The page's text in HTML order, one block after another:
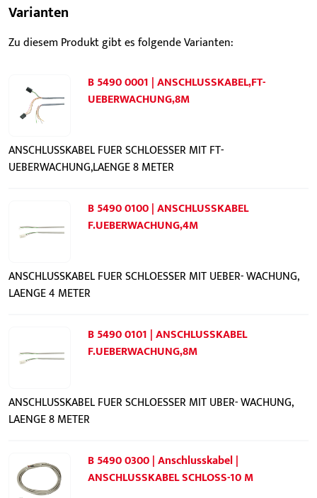
Varianten
Zu diesem Produkt gibt es folgende Varianten:
B 5490 0001 | ANSCHLUSSKABEL,FT-
UEBERWACHUNG,8M
ANSCHLUSSKABEL FUER SCHLOESSER MIT FT-
UEBERWACHUNG,LAENGE 8 METER
B 5490 0100 | ANSCHLUSSKABEL
F.UEBERWACHUNG,4M
ANSCHLUSSKABEL FUER SCHLOESSER MIT UEBER- WACHUNG,
LAENGE 4 METER
B 5490 0101 | ANSCHLUSSKABEL
F.UEBERWACHUNG,8M
ANSCHLUSSKABEL FUER SCHLOESSER MIT UBER- WACHUNG,
LAENGE 8 METER
B 5490 0300 | Anschlusskabel |
ANSCHLUSSKABEL SCHLOSS-10 M